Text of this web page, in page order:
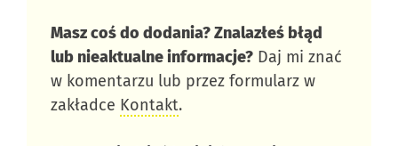
Masz coś do dodania? Znalazłeś błąd
lub nieaktualne informacje? Daj mi znać
w komentarzu lub przez formularz w
zakładce Kontakt.